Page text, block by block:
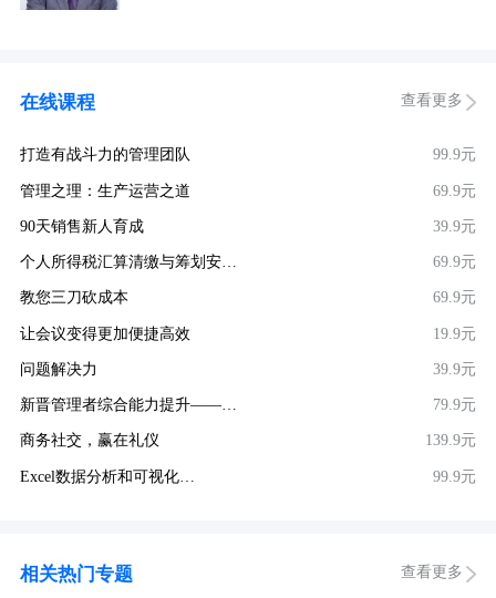
在线课程 查看更多
打造有战斗力的管理团队 99.9元
管理之理：生产运营之道 69.9元
90天销售新人育成 39.9元
个人所得税汇算清缴与筹划安… 69.9元
教您三刀砍成本 69.9元
让会议变得更加便捷高效 19.9元
问题解决力 39.9元
新晋管理者综合能力提升——… 79.9元
商务社交，赢在礼仪 139.9元
Excel数据分析和可视化… 99.9元
相关热门专题 查看更多